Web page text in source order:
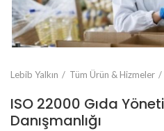
Lebib Yalkın Tüm Ürün & Hizmeler
ISO 22000 Gıda
Danışmanlığı